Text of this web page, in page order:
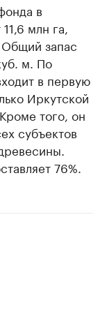
в
млн га,
Общий запас
м. По
в первую
Иркутской
того, он
субъектов
76%.